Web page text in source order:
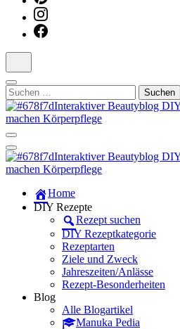
Suchen
nach:
Manuka Magic –
Dein interaktiver
Manuka Magic –
Dein interaktiver
Dein persönlicher interaktiver DIY
Home
DIY Rezepte
Rezept suchen
DIY Rezeptkategorie
Rezeptarten
Ziele und Zweck
Jahreszeiten/Anlässe
Rezept-Besonderheiten
Blog
Alle Blogartikel
Manuka Pedia